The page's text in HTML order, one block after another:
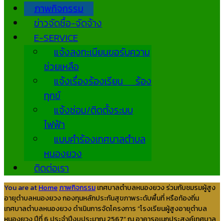
ภาพกิจกรรม
ข่าวจัดซื้อ-จัดจ้าง
E-SERVICE
แจ้งลงทะเบียนขอรับความ
ช่วยเหลือ
แจ้งเรื่องร้องเรียน ร้อง
ทุกข์
แจ้งซ่อม/ติดตั้งระบบ
ไฟฟ้า
แบบคำร้องเทศบาลตำบล
หนองยวง
ติดต่อเรา
You are atHomeภาพกิจกรรมเทศบาลตำบลหนองยวง ร่วมกับชมรมผู้สูง
อายุตำบลหนองยวง กองทุนหลักประกันสุขภาพระดับพื้นที่ หรือท้องถิ่น
เทศบาลตำบลหนองยวง ดำเนินการจัดโครงการ “โรงเรียนผู้สูงอายุตำบล